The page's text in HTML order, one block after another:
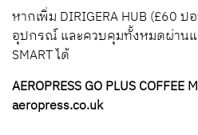
หากเพิ่ม DIRIGERA HUB (£60
อุปกรณ์ และควบคุมทั้งหมดผ่านแ
SMART ได้
AEROPRESS GO PLUS
aeropress.co.uk